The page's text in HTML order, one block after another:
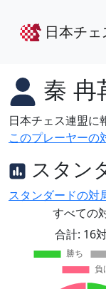
日本チ
秦 冉
日本チェス連盟に
このプレーヤーの
スタン
スタンダードの対
すべての
合計: 16